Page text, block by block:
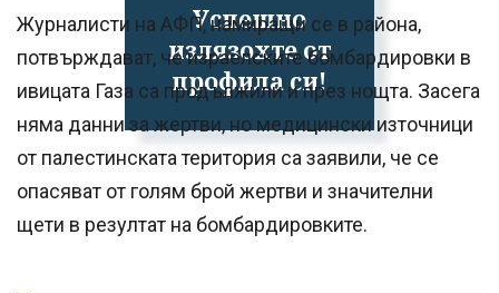
Успешно
излязохте от
профила си!
Журналисти на АФП, намиращи се в района,
потвърждават, че израелските бомбардировки в
ивицата Газа са продължили и през нощта. Засега
няма данни за жертви, но медицински източници
от палестинската територия са заявили, че се
опасяват от голям брой жертви и значителни
щети в резултат на бомбардировките.